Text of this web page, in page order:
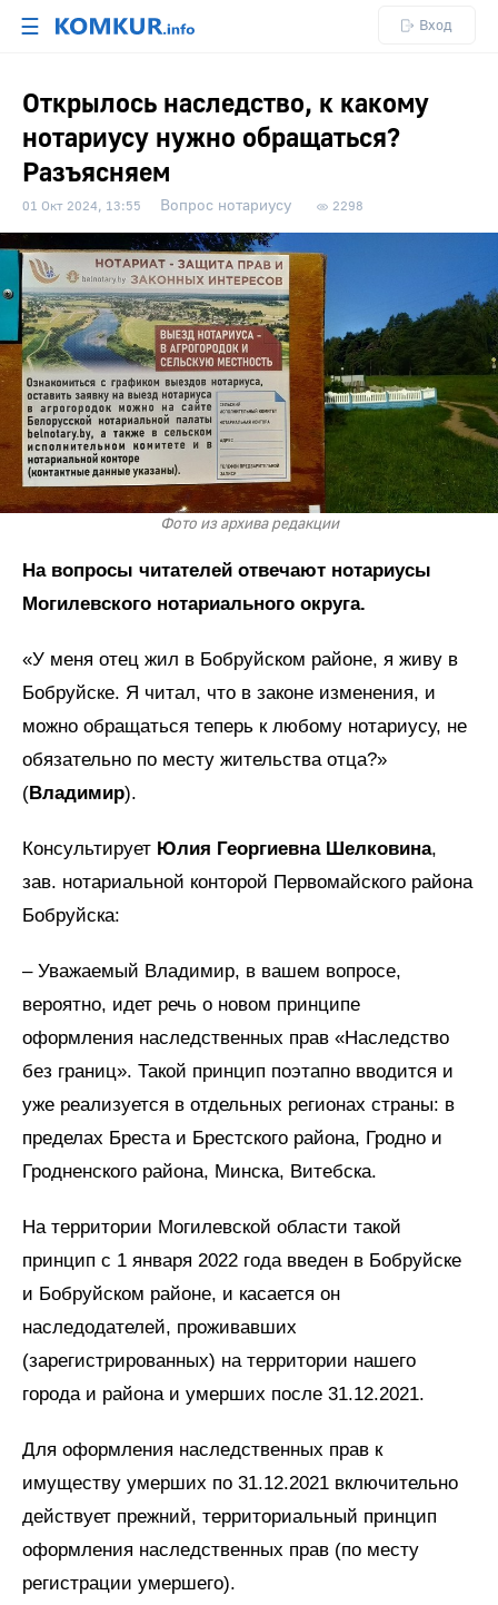
☰ Вход
Открылось наследство, к какому
нотариусу нужно обращаться?
Разъясняем
01 Окт 2024, 13:55 Вопрос нотариусу 2298
Фото из архива редакции
На вопросы читателей отвечают нотариусы
Могилевского нотариального округа.
«У меня отец жил в Бобруйском районе, я живу в
Бобруйске. Я читал, что в законе изменения, и
можно обращаться теперь к любому нотариусу, не
обязательно по месту жительства отца?»
(Владимир).
Консультирует Юлия Георгиевна Шелковина,
зав. нотариальной конторой Первомайского района
Бобруйска:
– Уважаемый Владимир, в вашем вопросе,
вероятно, идет речь о новом принципе
оформления наследственных прав «Наследство
без границ». Такой принцип поэтапно вводится и
уже реализуется в отдельных регионах страны: в
пределах Бреста и Брестского района, Гродно и
Гродненского района, Минска, Витебска.
На территории Могилевской области такой
принцип с 1 января 2022 года введен в Бобруйске
и Бобруйском районе, и касается он
наследодателей, проживавших
(зарегистрированных) на территории нашего
города и района и умерших после 31.12.2021.
Для оформления наследственных прав к
имуществу умерших по 31.12.2021 включительно
действует прежний, территориальный принцип
оформления наследственных прав (по месту
регистрации умершего).